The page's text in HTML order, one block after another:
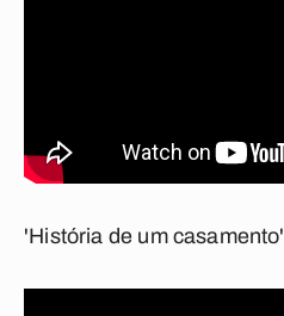
'História de um casamento'